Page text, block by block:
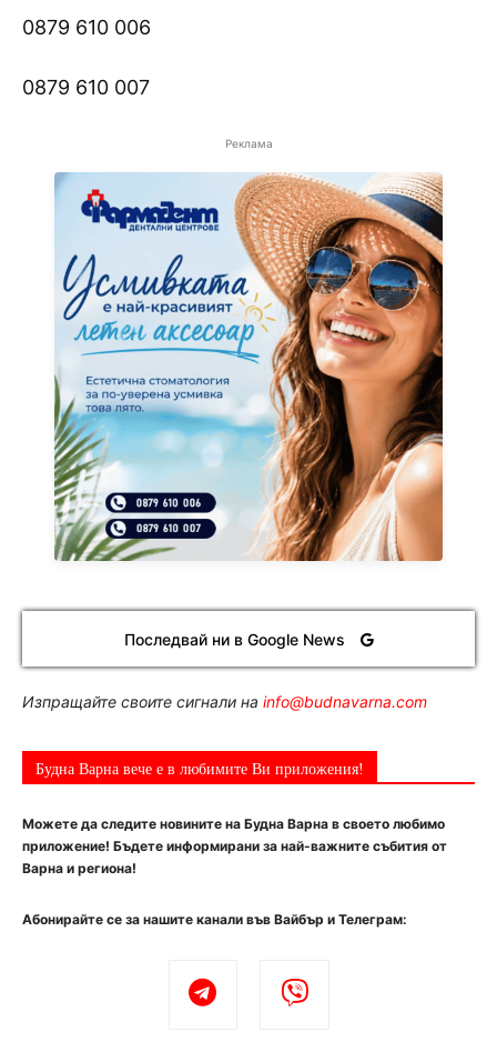
0879 610 006
0879 610 007
Реклама
Последвай ни в Google News
Изпращайте своите сигнали на info@budnavarna.com
Будна Варна вече е в любимите Ви приложения!
Можете да следите новините на Будна Варна в своето любимо
приложение! Бъдете информирани за най-важните събития от
Варна и региона!
Абонирайте се за нашите канали във Вайбър и Телеграм: